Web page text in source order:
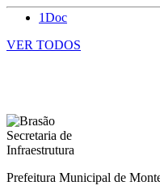
1Doc
VER TODOS
Prefeitura Municipal de